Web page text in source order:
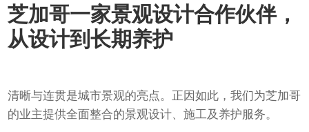
芝加哥一家景观设计合作伙伴，
从设计到长期养护
清晰与连贯是城市景观的亮点。正因如此，我们为芝加哥
的业主提供全面整合的景观设计、施工及养护服务。